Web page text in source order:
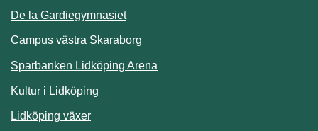
De la Gardiegymnasiet
Campus västra Skaraborg
Sparbanken Lidköping Arena
Kultur i Lidköping
Lidköping växer